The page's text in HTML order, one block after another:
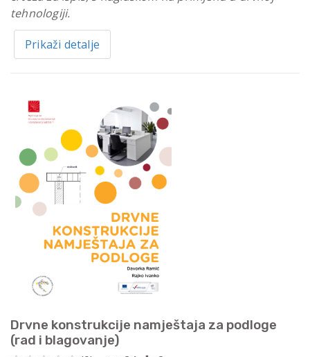
tehnologiji.
Prikaži detalje
Drvne konstrukcije namještaja za podloge
(rad i blagovanje)